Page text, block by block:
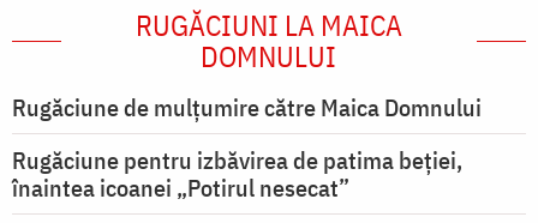
RUGĂCIUNI LA MAICA
DOMNULUI
Rugăciune de mulţumire către Maica Domnului
Rugăciune pentru izbăvirea de patima beției,
înaintea icoanei „Potirul nesecat”